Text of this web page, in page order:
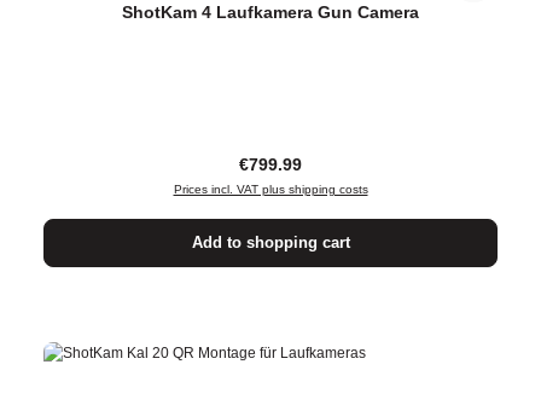
ShotKam 4 Laufkamera Gun Camera
Regular price:
€799.99
Prices incl. VAT plus shipping costs
Add to shopping cart